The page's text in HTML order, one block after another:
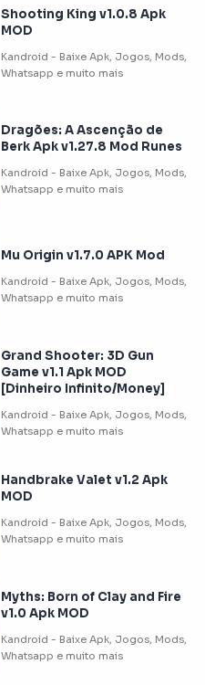
Shooting King v1.0.8 Apk
MOD
Dragões: A Ascenção de
Berk Apk v1.27.8 Mod Runes
Mu Origin v1.7.0 APK Mod
Grand Shooter: 3D Gun
Game v1.1 Apk MOD
[Dinheiro Infinito/Money]
Handbrake Valet v1.2 Apk
MOD
Myths: Born of Clay and Fire
v1.0 Apk MOD